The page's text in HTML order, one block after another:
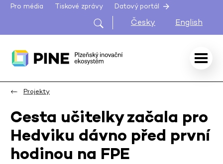
Pro média Tiskové zprávy Datový portál
Česky English
Projekty
Cesta učitelky začala pro
Hedviku dávno před první
hodinou na FPE